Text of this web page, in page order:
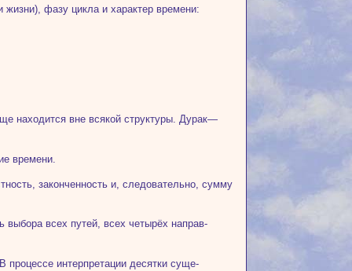
фазу цикла и характер времени:
находится вне всякой структуры. Ду­рак—
времени.
законченность и, следовательно, сум­му
выбора всех путей, всех четырёх направ­
процессе интерпретации десятки суще­